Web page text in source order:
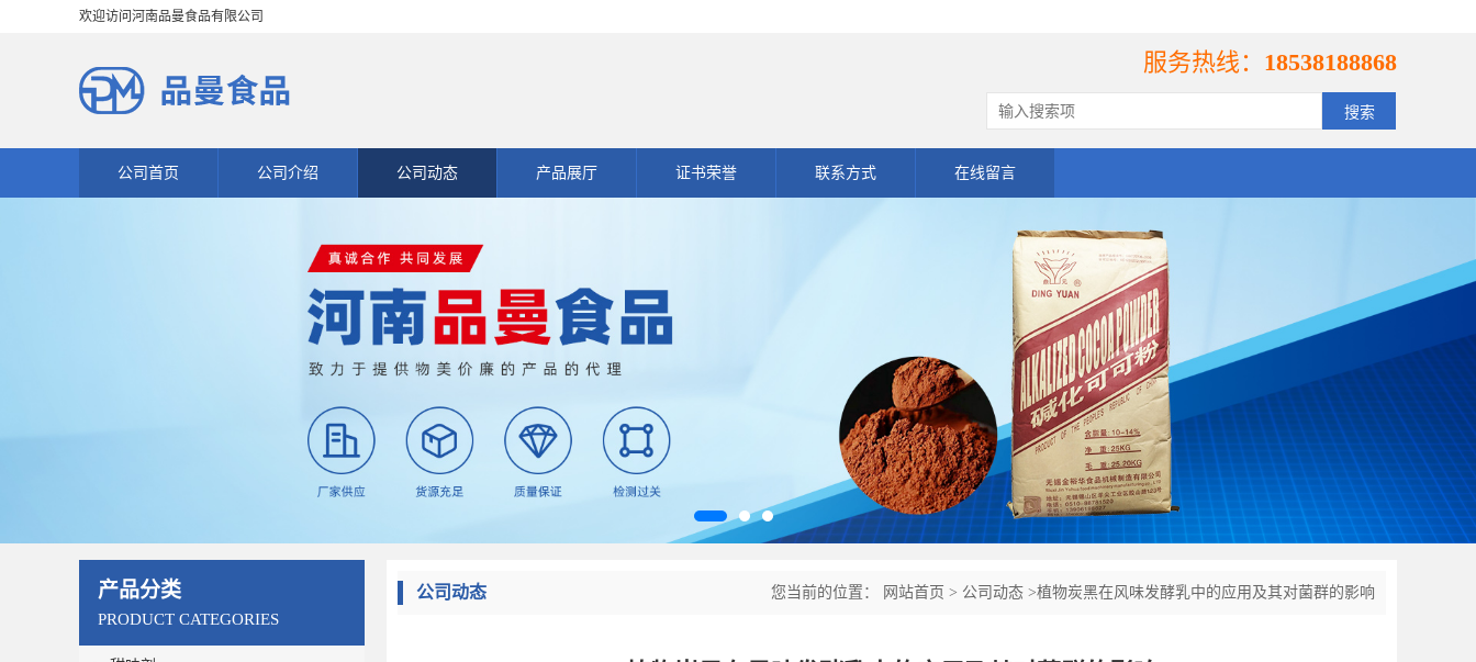
欢迎访问河南品曼食品有限公司
服务热线： 18538188868
公司首页 公司介绍 公司动态 产品展厅 证书荣誉 联系方式 在线留言
产品分类
PRODUCT CATEGORIES
公司动态 您当前的位置： 网站首页 > 公司动态 >植物炭黑在风味发酵乳中的应用及其对菌群的影响